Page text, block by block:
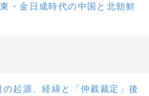
・金日成時代の中国と北朝鮮
起源、経緯と「仲裁裁定」後